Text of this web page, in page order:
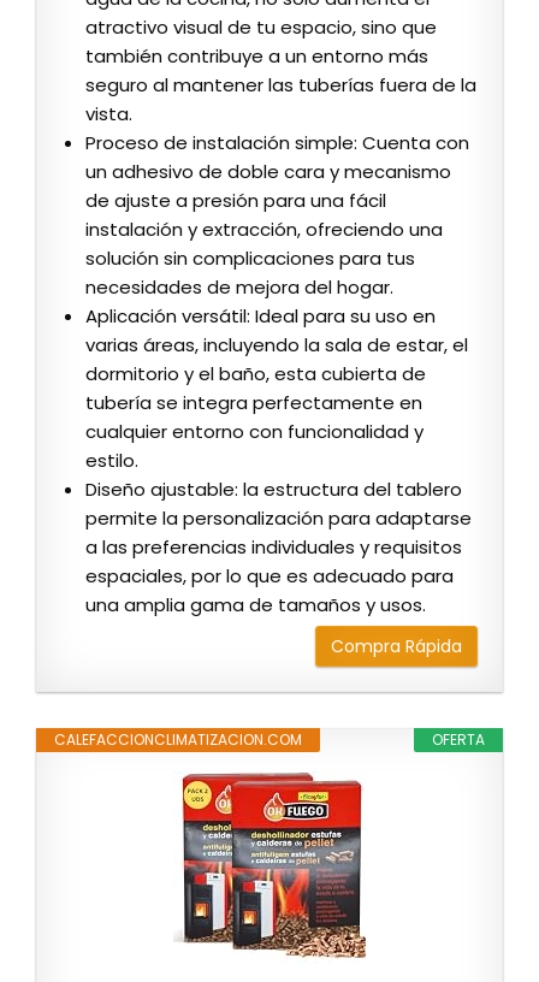
atractivo visual de tu espacio, sino que
también contribuye a un entorno más
seguro al mantener las tuberías fuera de la
vista.
Proceso de instalación simple: Cuenta con
un adhesivo de doble cara y mecanismo
de ajuste a presión para una fácil
instalación y extracción, ofreciendo una
solución sin complicaciones para tus
necesidades de mejora del hogar.
Aplicación versátil: Ideal para su uso en
varias áreas, incluyendo la sala de estar, el
dormitorio y el baño, esta cubierta de
tubería se integra perfectamente en
cualquier entorno con funcionalidad y
estilo.
Diseño ajustable: la estructura del tablero
permite la personalización para adaptarse
a las preferencias individuales y requisitos
espaciales, por lo que es adecuado para
una amplia gama de tamaños y usos.
Compra Rápida
OFERTA
CALEFACCIONCLIMATIZACION.COM